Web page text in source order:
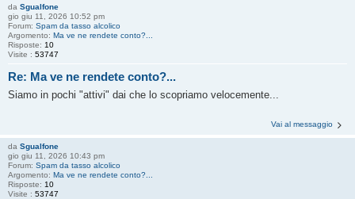
da Sgualfone
gio giu 11, 2026 10:52 pm
Forum: Spam da tasso alcolico
Argomento: Ma ve ne rendete conto?...
Risposte: 10
Visite : 53747
Re: Ma ve ne rendete conto?...
Siamo in pochi "attivi" dai che lo scopriamo velocemente...
Vai al messaggio
da Sgualfone
gio giu 11, 2026 10:43 pm
Forum: Spam da tasso alcolico
Argomento: Ma ve ne rendete conto?...
Risposte: 10
Visite : 53747